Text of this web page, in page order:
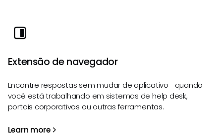
Extensão de navegador
Encontre respostas sem mudar de aplicativo—quando
você está trabalhando em sistemas de help desk,
portais corporativos ou outras ferramentas.
Learn more